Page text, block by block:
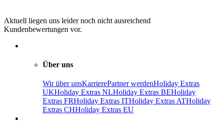
Aktuell liegen uns leider noch nicht ausreichend
Kundenbewertungen vor.
Über uns
Wir über unsKarrierePartner werdenHoliday Extras
UKHoliday Extras NLHoliday Extras BEHoliday
Extras FRHoliday Extras ITHoliday Extras ATHoliday
Extras CHHoliday Extras EU